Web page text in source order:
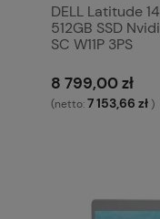
DELL Latitude
512GB SSD
SC W11P 3PS
8 799,00 zł
(netto:7 153,66 zł )